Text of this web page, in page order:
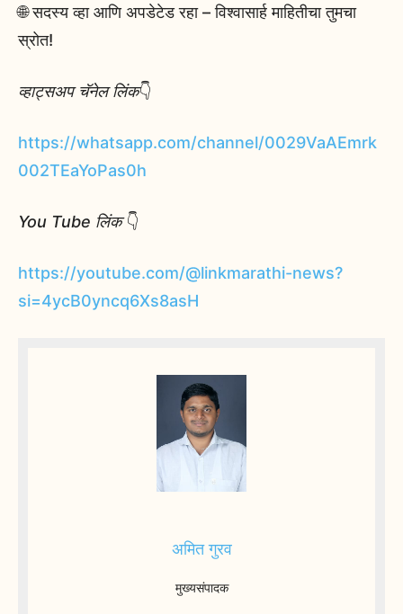
🌐 सदस्य व्हा आणि अपडेटेड रहा – विश्वासार्ह माहितीचा तुमचा
स्रोत!
व्हाट्सअप चॅनेल लिंक👇
https://whatsapp.com/channel/0029VaAEmrk
002TEaYoPas0h
You Tube लिंक👇
https://youtube.com/@linkmarathi-news?
si=4ycB0yncq6Xs8asH
अमित गुरव
मुख्यसंपादक